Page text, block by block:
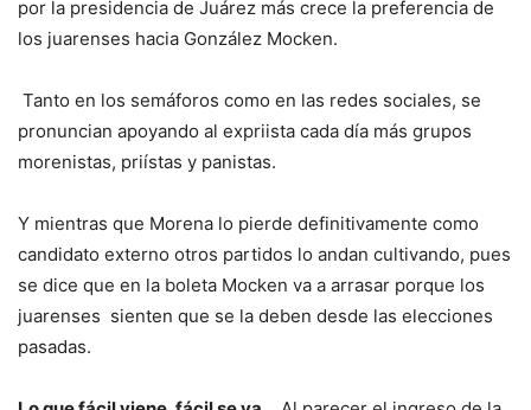
por la presidencia de Juárez más crece la preferencia de
los juarenses hacia González Mocken.
Tanto en los semáforos como en las redes sociales, se
pronuncian apoyando al expriista cada día más grupos
morenistas, priístas y panistas.
Y mientras que Morena lo pierde definitivamente como
candidato externo otros partidos lo andan cultivando, pues
se dice que en la boleta Mocken va a arrasar porque los
juarenses sienten que se la deben desde las elecciones
pasadas.